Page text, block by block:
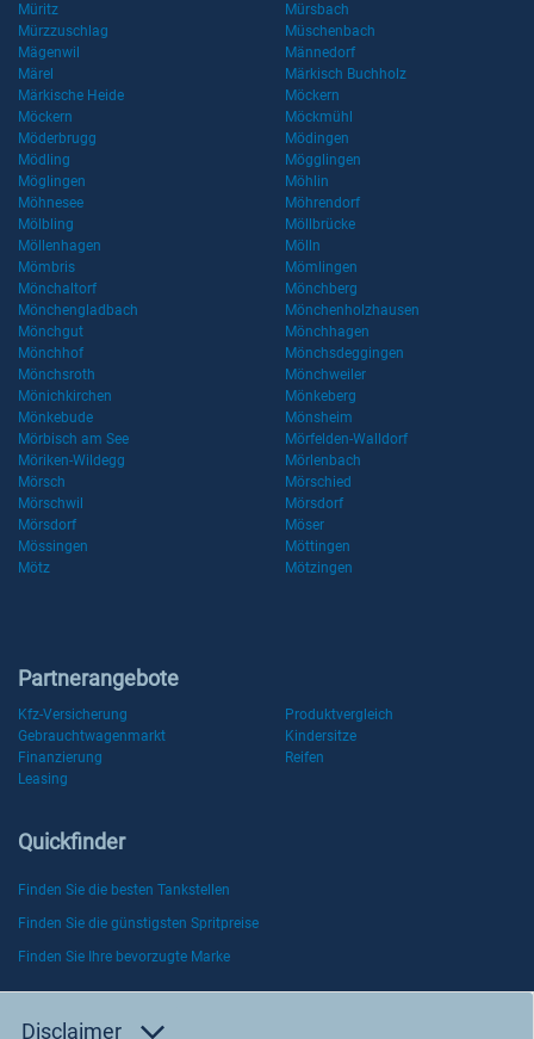
Müritz
Mürsbach
Mürzzuschlag
Müschenbach
Mägenwil
Männedorf
Märel
Märkisch Buchholz
Märkische Heide
Möckern
Möckern
Möckmühl
Möderbrugg
Mödingen
Mödling
Mögglingen
Möglingen
Möhlin
Möhnesee
Möhrendorf
Mölbling
Möllbrücke
Möllenhagen
Mölln
Mömbris
Mömlingen
Mönchaltorf
Mönchberg
Mönchengladbach
Mönchenholzhausen
Mönchgut
Mönchhagen
Mönchhof
Mönchsdeggingen
Mönchsroth
Mönchweiler
Mönichkirchen
Mönkeberg
Mönkebude
Mönsheim
Mörbisch am See
Mörfelden-Walldorf
Möriken-Wildegg
Mörlenbach
Mörsch
Mörschied
Mörschwil
Mörsdorf
Mörsdorf
Möser
Mössingen
Möttingen
Mötz
Mötzingen
Partnerangebote
Kfz-Versicherung
Produktvergleich
Gebrauchtwagenmarkt
Kindersitze
Finanzierung
Reifen
Leasing
Quickfinder
Finden Sie die besten Tankstellen
Finden Sie die günstigsten Spritpreise
Finden Sie Ihre bevorzugte Marke
Disclaimer